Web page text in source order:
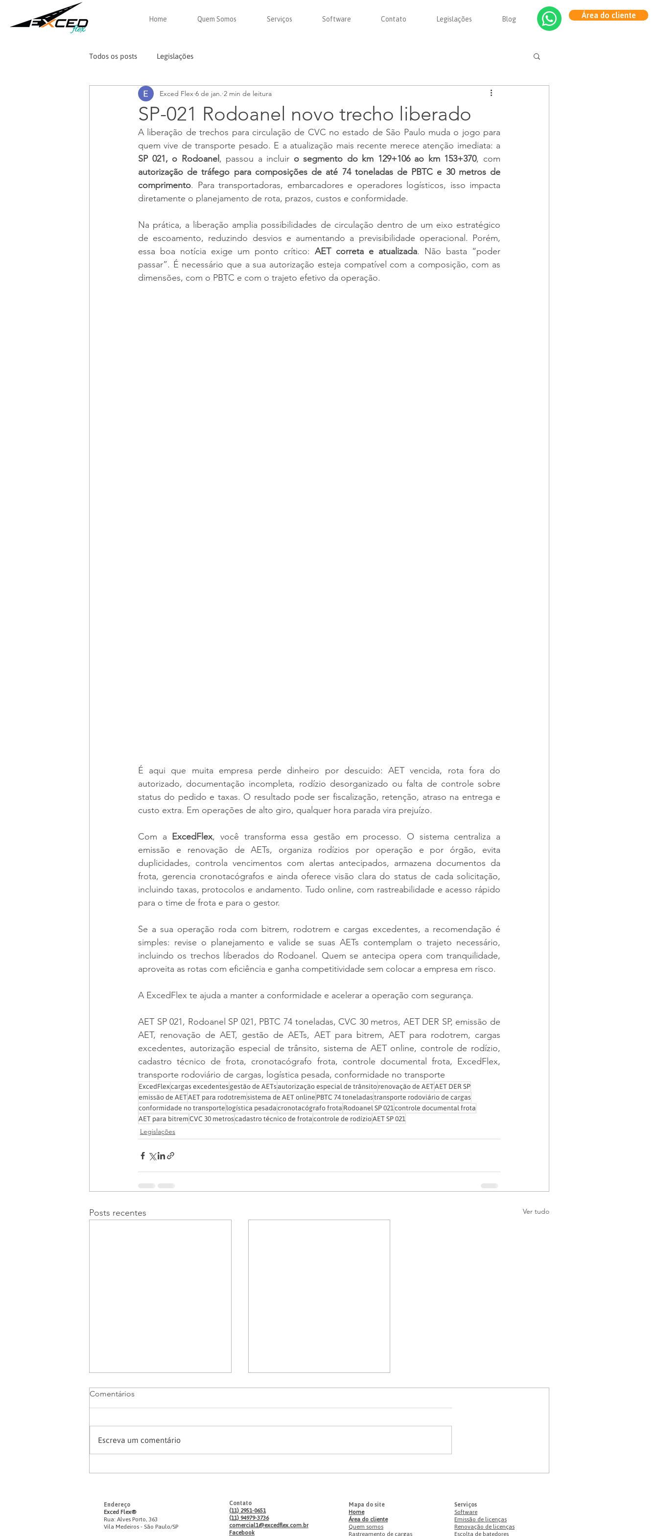
Área do cliente
Home Quem Somos Serviços Software Contato Legislações Blog
Todos os posts Legislações
SP-021 Rodoanel novo trecho liberado
Exced Flex 6 de jan. 2 min de leitura
A liberação de trechos para circulação de CVC no estado de São Paulo muda o jogo para
SP 021, o Rodoanel , passou a incluir o segmento do km 129+106 ao km 153+370
autorização de tráfego para composições de até 74 toneladas de PBTC e 30 metros de
comprimento. Para transportadoras, embarcadores e operadores logísticos, isso impacta
diretamente o planejamento de rota, prazos, custos e conformidade.
Na prática, a liberação amplia possibilidades de circulação dentro de um eixo estratégico
de escoamento, reduzindo desvios e aumentando a previsibilidade operacional. Porém,
essa boa notícia exige um ponto crítico: AET correta e atualizada. Não basta “poder
passar”. É necessário que a sua autorização esteja compatível com a composição, com as
dimensões, com o PBTC e com o trajeto efetivo da operação.
É aqui que muita empresa perde dinheiro por descuido: AET vencida, rota fora do
autorizado, documentação incompleta, rodízio desorganizado ou falta de controle sobre
status do pedido e taxas. O resultado pode ser fiscalização, retenção, atraso na entrega e
custo extra. Em operações de alto giro, qualquer hora parada vira prejuízo.
Com a ExcedFlex, você transforma essa gestão em processo. O sistema centraliza a
emissão e renovação de AETs, organiza rodízios por operação e por órgão, evita
duplicidades, controla vencimentos com alertas antecipados, armazena documentos da
frota, gerencia cronotacógrafos e ainda oferece visão clara do status de cada solicitação,
incluindo taxas, protocolos e andamento. Tudo online, com rastreabilidade e acesso rápido
para o time de frota e para o gestor.
Se a sua operação roda com bitrem, rodotrem e cargas excedentes, a recomendação é
simples: revise o planejamento e valide se suas AETs contemplam o trajeto necessário,
incluindo os trechos liberados do Rodoanel. Quem se antecipa opera com tranquilidade,
aproveita as rotas com eficiência e ganha competitividade sem colocar a empresa em risco.
A ExcedFlex te ajuda a manter a conformidade e acelerar a operação com segurança.
AET SP 021, Rodoanel SP 021, PBTC 74 toneladas, CVC 30 metros, AET DER SP, emissão de
AET, renovação de AET, gestão de AETs, AET para bitrem, AET para rodotrem, cargas
excedentes, autorização especial de trânsito, sistema de AET online, controle de rodízio,
cadastro técnico de frota, cronotacógrafo frota, controle documental frota, ExcedFlex,
transporte rodoviário de cargas, logística pesada, conformidade no transporte
ExcedFlexcargas excedentes gestão de AETsautorização especial de trânsitorenovação de AETAET DER SP
emissão de AETAET para rodotremsistema de AET online PBTC 74 toneladastransporte rodoviário de cargas
conformidade no transporte logística pesadacronotacógrafo frota Rodoanel SP 021 controle documental frota
AET para bitremCVC 30 metroscadastro técnico de frotacontrole de rodízioAET SP 021
Legislações
Posts recentes Ver tudo
Bitrem
Comentários
Escreva um comentário
Endereço
Exced Flex®
Rua: Alves Porto, 363
Vila Medeiros - São Paulo/SP
Contato
(11) 2951-0651
(11) 94979-3736
comercial1@excedflex.com.br
Facebook
Mapa do site
Home
​Área do cliente
Quem somos
Rastreamento de cargas
Serviços
Software
Emissão de licenças
Renovação de licenças
Escolta de batedores